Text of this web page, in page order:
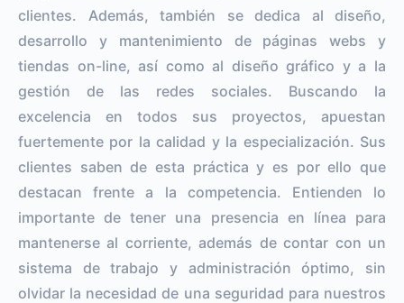
clientes. Además, también se dedica al diseño,
desarrollo y mantenimiento de páginas webs y
tiendas on-line, así como al diseño gráfico y a la
gestión de las redes sociales. Buscando la
excelencia en todos sus proyectos, apuestan
fuertemente por la calidad y la especialización. Sus
clientes saben de esta práctica y es por ello que
destacan frente a la competencia. Entienden lo
importante de tener una presencia en línea para
mantenerse al corriente, además de contar con un
sistema de trabajo y administración óptimo, sin
olvidar la necesidad de una seguridad para nuestros